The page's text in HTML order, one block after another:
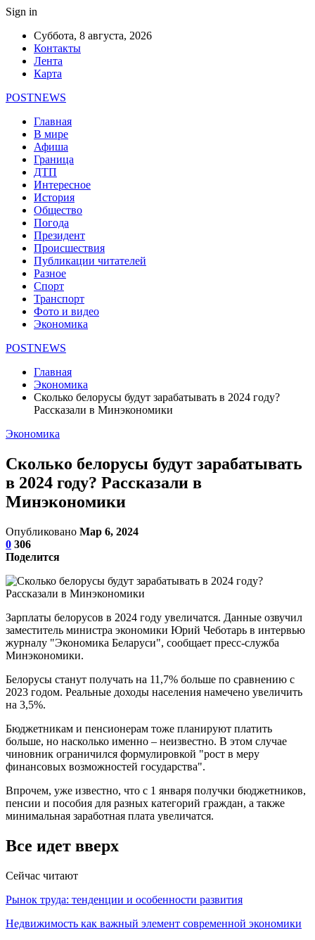
Sign in
Суббота, 8 августа, 2026
Контакты
Лента
Карта
POSTNEWS
Главная
В мире
Афиша
Граница
ДТП
Интересное
История
Общество
Погода
Президент
Происшествия
Публикации читателей
Разное
Спорт
Транспорт
Фото и видео
Экономика
POSTNEWS
Главная
Экономика
Сколько белорусы будут зарабатывать в 2024 году?
Рассказали в Минэкономики
Экономика
Сколько белорусы будут зарабатывать
в 2024 году? Рассказали в
Минэкономики
Опубликовано Мар 6, 2024
0 306
Поделится
Зарплаты белорусов в 2024 году увеличатся. Данные озвучил
заместитель министра экономики Юрий Чеботарь в интервью
журналу "Экономика Беларуси", сообщает пресс-служба
Минэкономики.
Белорусы станут получать на 11,7% больше по сравнению с
2023 годом. Реальные доходы населения намечено увеличить
на 3,5%.
Бюджетникам и пенсионерам тоже планируют платить
больше, но насколько именно – неизвестно. В этом случае
чиновник ограничился формулировкой "рост в меру
финансовых возможностей государства".
Впрочем, уже известно, что с 1 января получки бюджетников,
пенсии и пособия для разных категорий граждан, а также
минимальная заработная плата увеличатся.
Все идет вверх
Сейчас читают
Рынок труда: тенденции и особенности развития
Недвижимость как важный элемент современной экономики